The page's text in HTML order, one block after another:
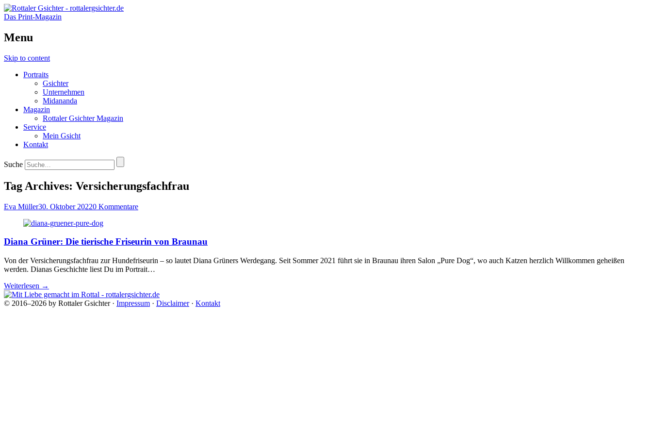
Das Print-Magazin
Menu
Skip to content
Portraits
Gsichter
Unternehmen
Midananda
Magazin
Rottaler Gsichter Magazin
Service
Mein Gsicht
Kontakt
Suche
Tag Archives: Versicherungsfachfrau
Eva Müller30. Oktober 20220 Kommentare
Diana Grüner: Die tierische Friseurin von Braunau
Von der Versicherungsfachfrau zur Hundefriseurin – so lautet Diana Grüners Werdegang. Seit Sommer 2021 führt sie in Braunau ihren Salon „Pure Dog“, wo auch Katzen herzlich Willkommen geheißen
werden. Dianas Geschichte liest Du im Portrait…
Weiterlesen →
© 2016–2026 by Rottaler Gsichter · Impressum · Disclaimer· Kontakt